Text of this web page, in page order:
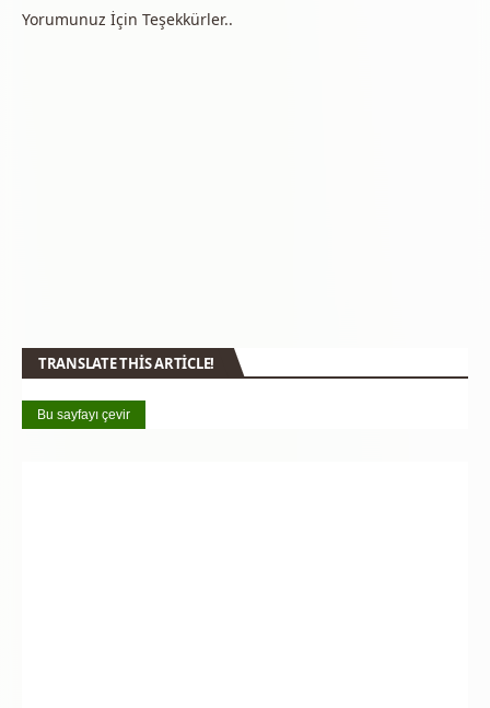
Yorumunuz İçin Teşekkürler..
TRANSLATE THIS ARTICLE!
Bu sayfayı çevir